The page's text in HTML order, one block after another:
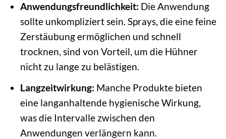
Anwendungsfreundlichkeit: Die Anwendung
sollte unkompliziert sein. Sprays, die eine feine
Zerstäubung ermöglichen und schnell
trocknen, sind von Vorteil, um die Hühner
nicht zu lange zu belästigen.
Langzeitwirkung: Manche Produkte bieten
eine langanhaltende hygienische Wirkung,
was die Intervalle zwischen den
Anwendungen verlängern kann.